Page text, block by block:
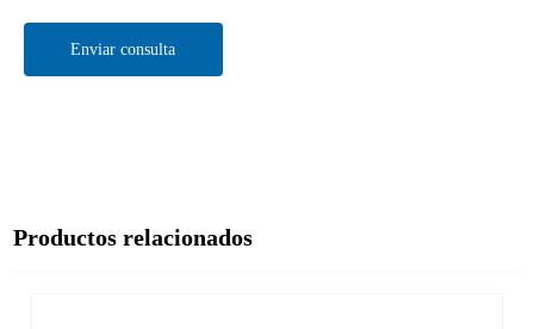
Enviar consulta
Productos relacionados